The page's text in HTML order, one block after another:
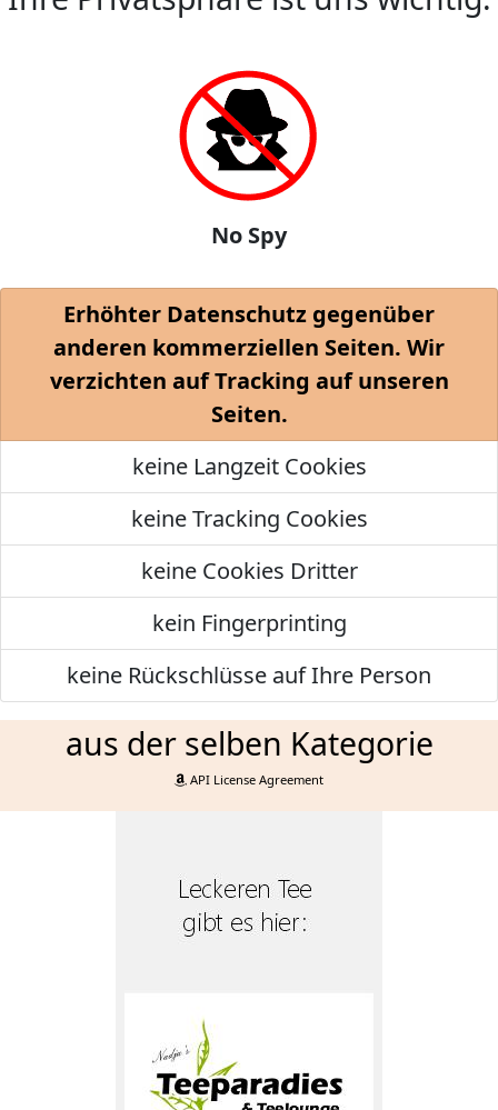
No Spy
Erhöhter Datenschutz gegenüber
anderen kommerziellen Seiten. Wir
verzichten auf Tracking auf unseren
Seiten.
keine Langzeit Cookies
keine Tracking Cookies
keine Cookies Dritter
kein Fingerprinting
keine Rückschlüsse auf Ihre Person
aus der selben Kategorie
API License Agreement